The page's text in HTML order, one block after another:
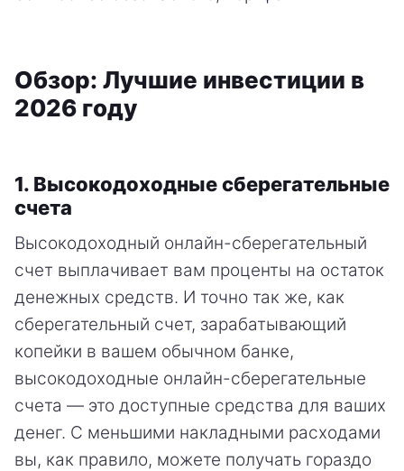
Обзор: Лучшие инвестиции в
2026 году
1. Высокодоходные сберегательные
счета
Высокодоходный онлайн-сберегательный
счет выплачивает вам проценты на остаток
денежных средств. И точно так же, как
сберегательный счет, зарабатывающий
копейки в вашем обычном банке,
высокодоходные онлайн-сберегательные
счета — это доступные средства для ваших
денег. С меньшими накладными расходами
вы, как правило, можете получать гораздо